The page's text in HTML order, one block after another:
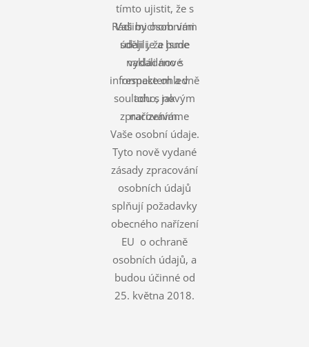
tímto ujistit, že s
Vašimi osobními
údaji je a bude
nakládáno s
respektem a v
souladu s novým
nařízením.
Rádi bychom vám
sdělili, že jsme
vydali nové
informace ohledně
toho, jak
zpracováváme
Vaše osobní údaje.
Tyto nově vydané
zásady zpracování
osobních údajů
splňují požadavky
obecného nařízení
EU o ochraně
osobních údajů, a
budou účinné od
25. května 2018.